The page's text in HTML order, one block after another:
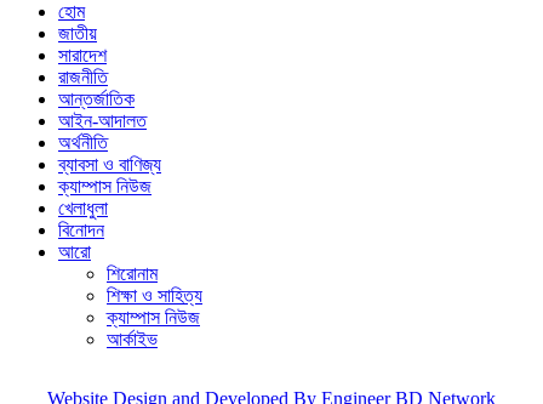
হোম
জাতীয়
সারাদেশ
রাজনীতি
আন্তর্জাতিক
আইন-আদালত
অর্থনীতি
ব্যাবসা ও বাণিজ্য
ক্যাম্পাস নিউজ
খেলাধুলা
বিনোদন
আরো
শিরোনাম
শিক্ষা ও সাহিত্য
ক্যাম্পাস নিউজ
আর্কাইভ
Website Design and Developed By Engineer BD Network